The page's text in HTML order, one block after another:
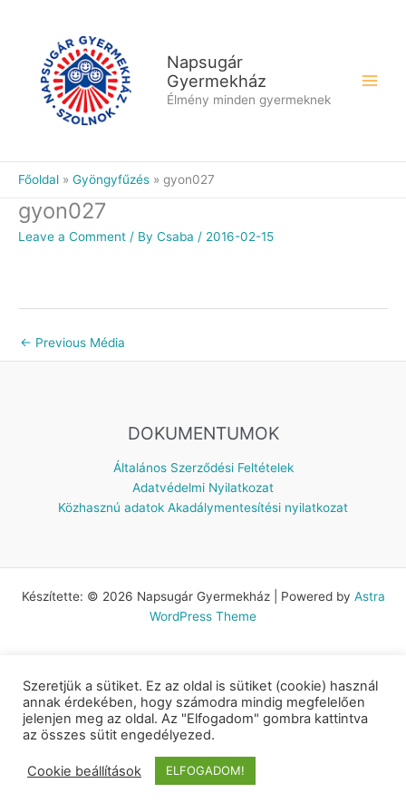
Napsugár
Gyermekház
Élmény minden gyermeknek
Főoldal Gyöngyfűzés gyon027
gyon027
Leave a Comment / By Csaba / 2016-02-15
← Previous Média
DOKUMENTUMOK
Általános Szerződési Feltételek
Adatvédelmi Nyilatkozat
Közhasznú adatok Akadálymentesítési nyilatkozat
Készítette: © 2026 Napsugár Gyermekház | Powered by Astra
WordPress Theme
Szeretjük a sütiket. Ez az oldal is sütiket (cookie) használ
annak érdekében, hogy számodra mindig megfelelően
jelenjen meg az oldal. Az "Elfogadom" gombra kattintva
az összes sütit engedélyezed.
Cookie beállítások ELFOGADOM!